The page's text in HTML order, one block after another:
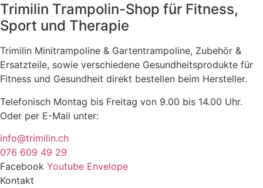
Trimilin Trampolin-Shop für Fitness,
Sport und Therapie
Trimilin Minitrampoline & Gartentrampoline, Zubehör &
Ersatzteile, sowie verschiedene Gesundheitsprodukte für
Fitness und Gesundheit direkt bestellen beim Hersteller.
Telefonisch Montag bis Freitag von 9.00 bis 14.00 Uhr.
Oder per E-Mail unter:
info@trimilin.ch
076 609 49 29
Facebook Youtube Envelope
Kontakt